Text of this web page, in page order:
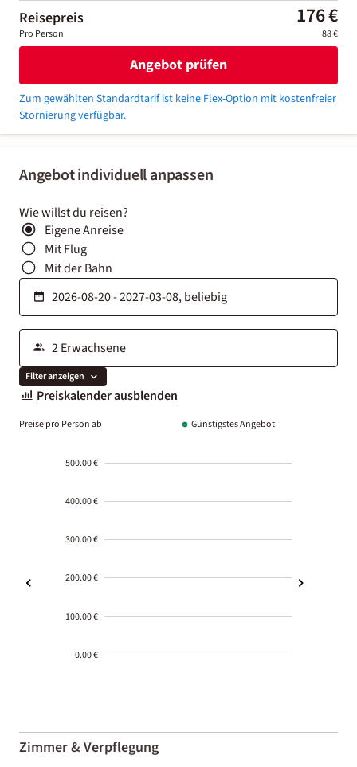
Angebot individuell anpassen
Wie willst du reisen?
Eigene Anreise
Mit Flug
Mit der Bahn
Filter anzeigen
Preiskalender ausblenden
Preise pro Person ab Günstigstes Angebot
500.00 €
400.00 €
300.00 €
200.00 €
100.00 €
0.00 €
01-02
Zimmer & Verpflegung
Reisepreis 176 €
Pro Person 88 €
Angebot prüfen
Zum gewählten Standardtarif ist keine Flex-Option mit kostenfreier
Stornierung verfügbar.